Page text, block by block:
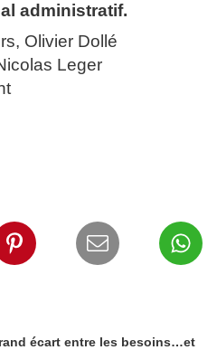
administratif.
Olivier Dollé
Leger
écart entre les besoins…et